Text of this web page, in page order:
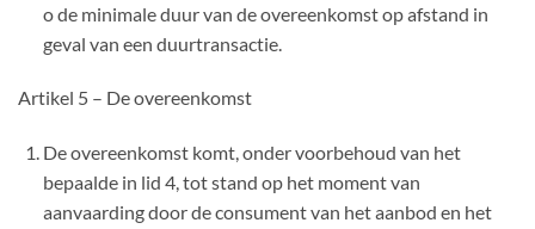
o de minimale duur van de overeenkomst op afstand in
geval van een duurtransactie.
Artikel 5 – De overeenkomst
De overeenkomst komt, onder voorbehoud van het
bepaalde in lid 4, tot stand op het moment van
aanvaarding door de consument van het aanbod en het